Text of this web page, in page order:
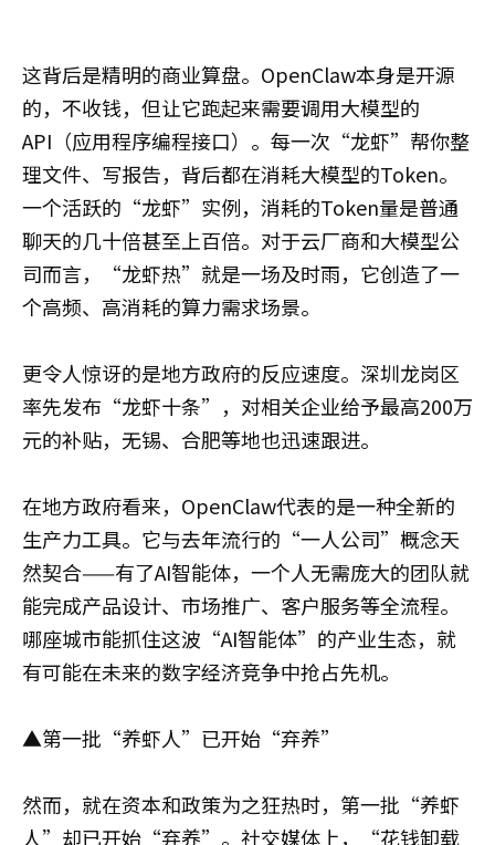
这背后是精明的商业算盘。OpenClaw本身是开源
的，不收钱，但让它跑起来需要调用大模型的
API（应用程序编程接口）。每一次“龙虾”帮你整
理文件、写报告，背后都在消耗大模型的Token。
一个活跃的“龙虾”实例，消耗的Token量是普通
聊天的几十倍甚至上百倍。对于云厂商和大模型公
司而言，“龙虾热”就是一场及时雨，它创造了一
个高频、高消耗的算力需求场景。
更令人惊讶的是地方政府的反应速度。深圳龙岗区
率先发布“龙虾十条”，对相关企业给予最高200万
元的补贴，无锡、合肥等地也迅速跟进。
在地方政府看来，OpenClaw代表的是一种全新的
生产力工具。它与去年流行的“一人公司”概念天
然契合——有了AI智能体，一个人无需庞大的团队就
能完成产品设计、市场推广、客户服务等全流程。
哪座城市能抓住这波“AI智能体”的产业生态，就
有可能在未来的数字经济竞争中抢占先机。
▲第一批“养虾人”已开始“弃养”
然而，就在资本和政策为之狂热时，第一批“养虾
人”却已开始“弃养”。社交媒体上，“花钱卸载